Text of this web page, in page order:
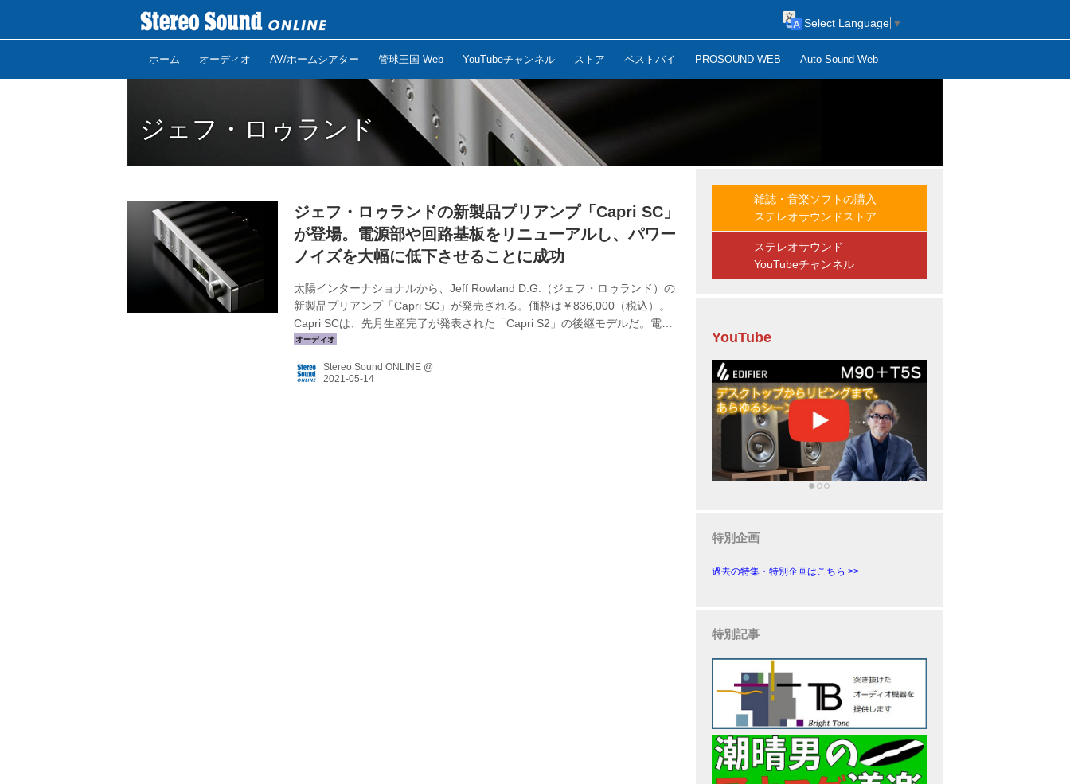
ホーム オーディオ AV/ホームシアター 管球王国 Web YouTubeチャンネル ストア ベストバイ PROSOUND WEB Auto Sound Web
Select Language ▼
ジェフ・ロゥランド
ジェフ・ロゥランドの新製品プリアンプ「Capri SC」
が登場。電源部や回路基板をリニューアルし、パワー
ノイズを大幅に低下させることに成功
太陽インターナショナルから、Jeff Rowland D.G.（ジェフ・ロゥランド）の
新製品プリアンプ「Capri SC」が発売される。価格は￥836,000（税込）。
Capri SCは、先月生産完了が発表された「Capri S2」の後継モデルだ。電源
部に最新型SC（スーパーキャップ）コンデンサーを搭載したことで、パワー
として、音楽が生き生きと蘇るという。 Capri SCの主な特長は以下の通り。
Stereo Sound ONLINE @
雑誌・音楽ソフトの購入
ステレオサウンドストア
ステレオサウンド
YouTubeチャンネル
YouTube
特別企画
過去の特集・特別企画はこちら >>
特別記事